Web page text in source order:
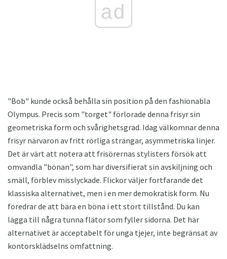
ad
"Bob" kunde också behålla sin position på den fashionabla
Olympus. Precis som "torget" förlorade denna frisyr sin
geometriska form och svårighetsgrad. Idag välkomnar denna
frisyr närvaron av fritt rörliga strängar, asymmetriska linjer.
Det är värt att notera att frisörernas stylisters försök att
omvandla "bönan", som har diversifierat sin avskiljning och
smäll, förblev misslyckade. Flickor väljer fortfarande det
klassiska alternativet, men i en mer demokratisk form. Nu
föredrar de att bära en böna i ett stört tillstånd. Du kan
lägga till några tunna flätor som fyller sidorna. Det här
alternativet är acceptabelt för unga tjejer, inte begränsat av
kontorsklädselns omfattning.